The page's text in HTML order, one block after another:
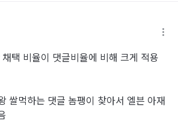
택 비율이 댓글비율에 비해 크게 적용
쌀먹하는 댓글 놈팽이 찾아서 엘븐 아재